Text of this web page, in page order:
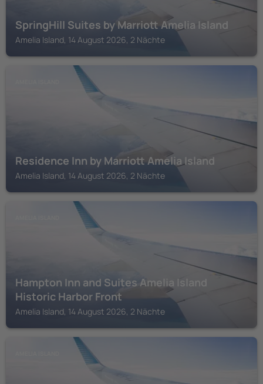
SpringHill Suites by Marriott Amelia Island
Amelia Island, 14 August 2026, 2 Nächte
Residence Inn by Marriott Amelia Island
Amelia Island, 14 August 2026, 2 Nächte
Hampton Inn and Suites Amelia Island
Historic Harbor Front
Amelia Island, 14 August 2026, 2 Nächte